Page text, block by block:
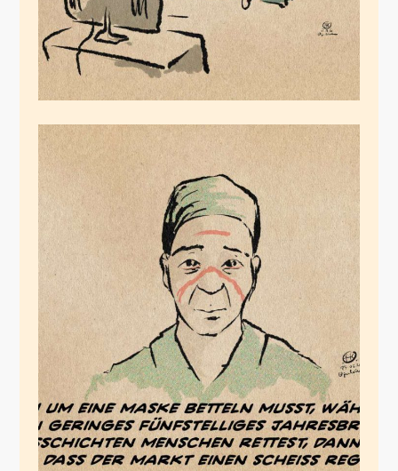
Systemrelevanz
März 24, 2020